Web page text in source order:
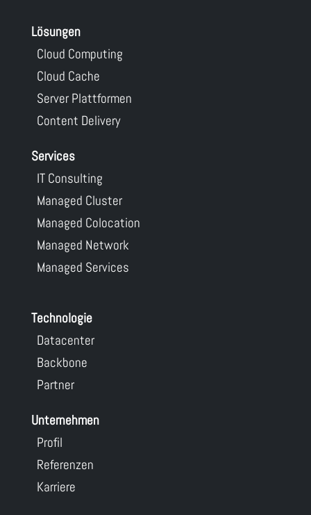
Lösungen
Cloud Computing
Cloud Cache
Server Plattformen
Content Delivery
Services
IT Consulting
Managed Cluster
Managed Colocation
Managed Network
Managed Services
Technologie
Datacenter
Backbone
Partner
Unternehmen
Profil
Referenzen
Karriere